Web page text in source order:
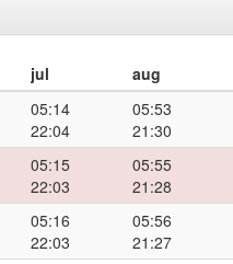
jul aug
05:14
22:04
05:53
21:30
05:15
22:03
05:55
21:28
05:16
22:03
05:56
21:27